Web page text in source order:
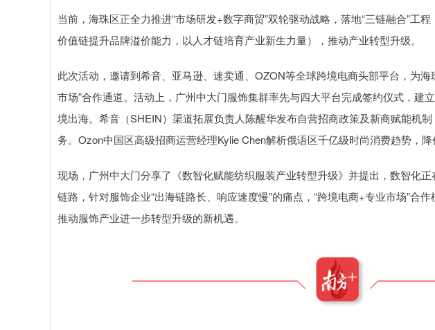
当前，海珠区正全力推进“市场研发+数字商贸”双轮驱动战略，落地“三链融合”工
价值链提升品牌溢价能力，以人才链培育产业新生力量），推动产业转型升级。
此次活动，邀请到希音、亚马逊、速卖通、OZON等全球跨境电商头部平台，为
市场”合作通道。活动上，广州中大门服饰集群率先与四大平台完成签约仪式，建
境出海。希音（SHEIN）渠道拓展负责人陈醒华发布自营招商政策及新商赋能机
务。Ozon中国区高级招商运营经理Kylie Chen解析俄语区千亿级时尚消费趋势，降
现场，广州中大门分享了《数智化赋能纺织服装产业转型升级》并提出，数智化正
链路，针对服饰企业“出海链路长、响应速度慢”的痛点，“跨境电商+专业市场”合
推动服饰产业进一步转型升级的新机遇。